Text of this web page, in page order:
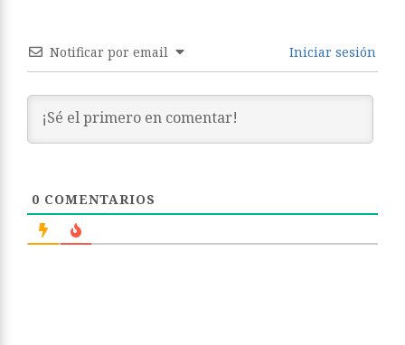
Notificar por email Iniciar sesión
0 COMENTARIOS